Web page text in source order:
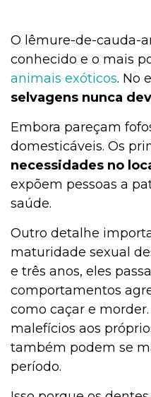
O lêmure-de-cauda-
conhecido e o mais
animais exóticos. No
selvagens nunca
Embora pareçam
domesticáveis. Os
necessidades no
expõem pessoas a
saúde.
Outro detalhe
maturidade sexual
e três anos, eles
comportamentos
como caçar e
malefícios aos
também podem se
período.